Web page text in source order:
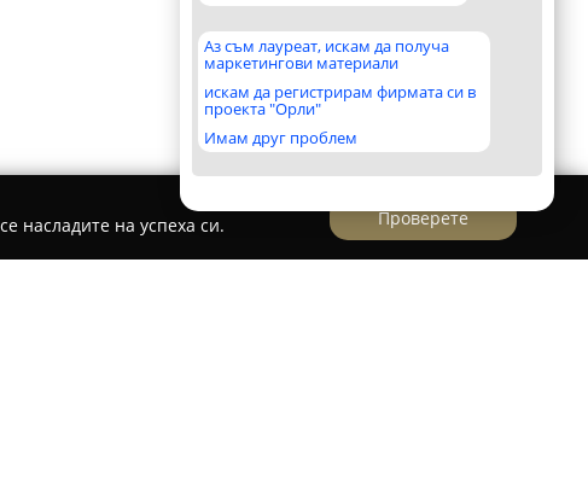
Аз съм лауреат, искам да получа
маркетингови материали
искам да регистрирам фирмата си в
проекта "Орли"
Имам друг проблем
насладите на успеха си.
Проверете